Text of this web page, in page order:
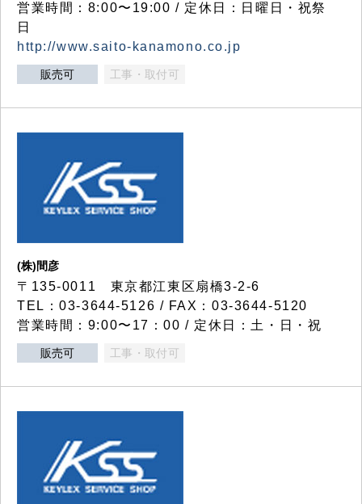
営業時間：8:00〜19:00 / 定休日：日曜日・祝祭
日
http://www.saito-kanamono.co.jp
販売可 工事・取付可
(株)間彦
〒135-0011 東京都江東区扇橋3-2-6
TEL：03-3644-5126 / FAX：03-3644-5120
営業時間：9:00〜17：00 / 定休日：土・日・祝
販売可 工事・取付可